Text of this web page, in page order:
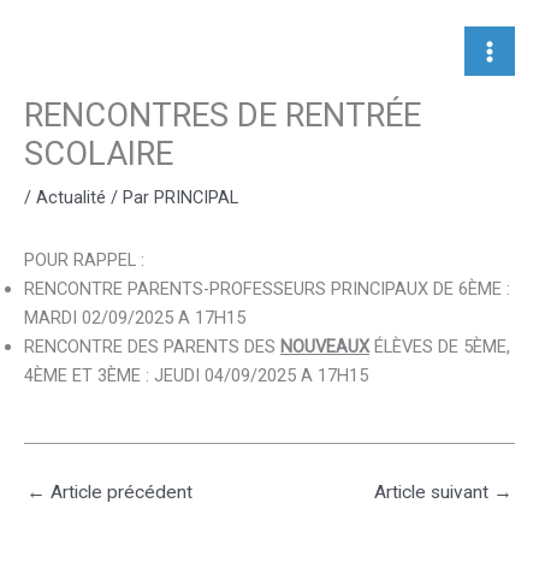
RENCONTRES DE RENTRÉE
SCOLAIRE
/ Actualité / Par PRINCIPAL
POUR RAPPEL :
RENCONTRE PARENTS-PROFESSEURS PRINCIPAUX DE 6ÈME :
MARDI 02/09/2025 A 17H15
RENCONTRE DES PARENTS DES NOUVEAUX ÉLÈVES DE 5ÈME,
4ÈME ET 3ÈME : JEUDI 04/09/2025 A 17H15
← Article précédent Article suivant →